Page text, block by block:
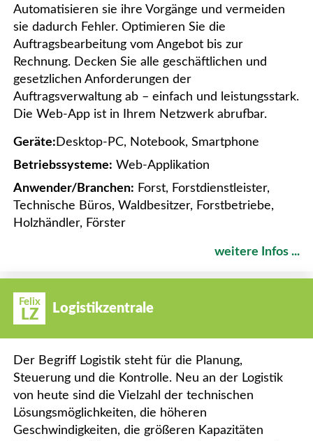
Automatisieren sie ihre Vorgänge und vermeiden
sie dadurch Fehler. Optimieren Sie die
Auftragsbearbeitung vom Angebot bis zur
Rechnung. Decken Sie alle geschäftlichen und
gesetzlichen Anforderungen der
Auftragsverwaltung ab – einfach und leistungsstark.
Die Web-App ist in Ihrem Netzwerk abrufbar.
Geräte: Desktop-PC, Notebook, Smartphone
Betriebssysteme: Web-Applikation
Anwender/Branchen: Forst, Forstdienstleister,
Technische Büros, Waldbesitzer, Forstbetriebe,
Holzhändler, Förster
weitere Infos ...
Felix
LZ Logistikzentrale
Der Begriff Logistik steht für die Planung,
Steuerung und die Kontrolle. Neu an der Logistik
von heute sind die Vielzahl der technischen
Lösungsmöglichkeiten, die höheren
Geschwindigkeiten, die größeren Kapazitäten